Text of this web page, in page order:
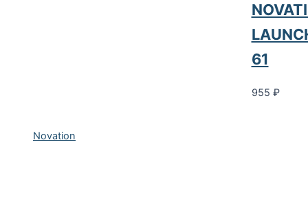
Novation
61
955 ₽